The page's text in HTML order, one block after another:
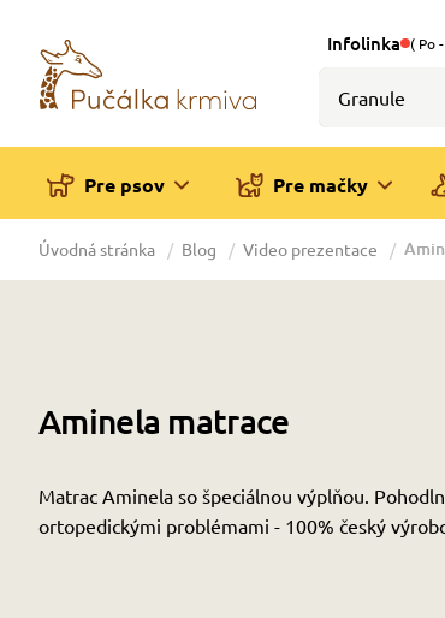
Infolinka ( Po
Pre psov Pre mačky
Úvodná stránka Blog Video prezentace
Aminela matrace
Matrac Aminela so špeciálnou výplňou.
ortopedickými problémami - 100% český